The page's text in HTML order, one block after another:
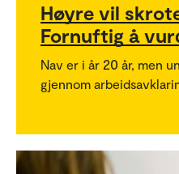
Høyre vil
Fornuftig å
Nav er i år 20 år, men
gjennom